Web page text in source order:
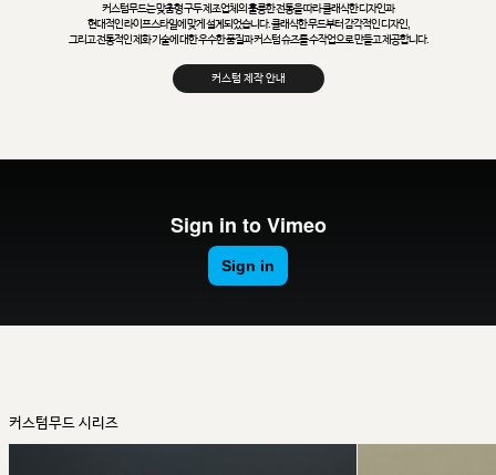
커스텀무드는 맞춤형 구두 제조업체의 훌륭한 전통을 따라 클래식한 디자인과
현대적인 라이프스타일에 맞게 설계되었습니다. 클래식한 무드부터 감각적인 디자인,
그리고 전통적인 제화 기술에 대한 우수한 품질과 커스텀 슈즈를 수작업으로 만들고 제공합니다.
커스텀 제작 안내
커스텀무드 시리즈